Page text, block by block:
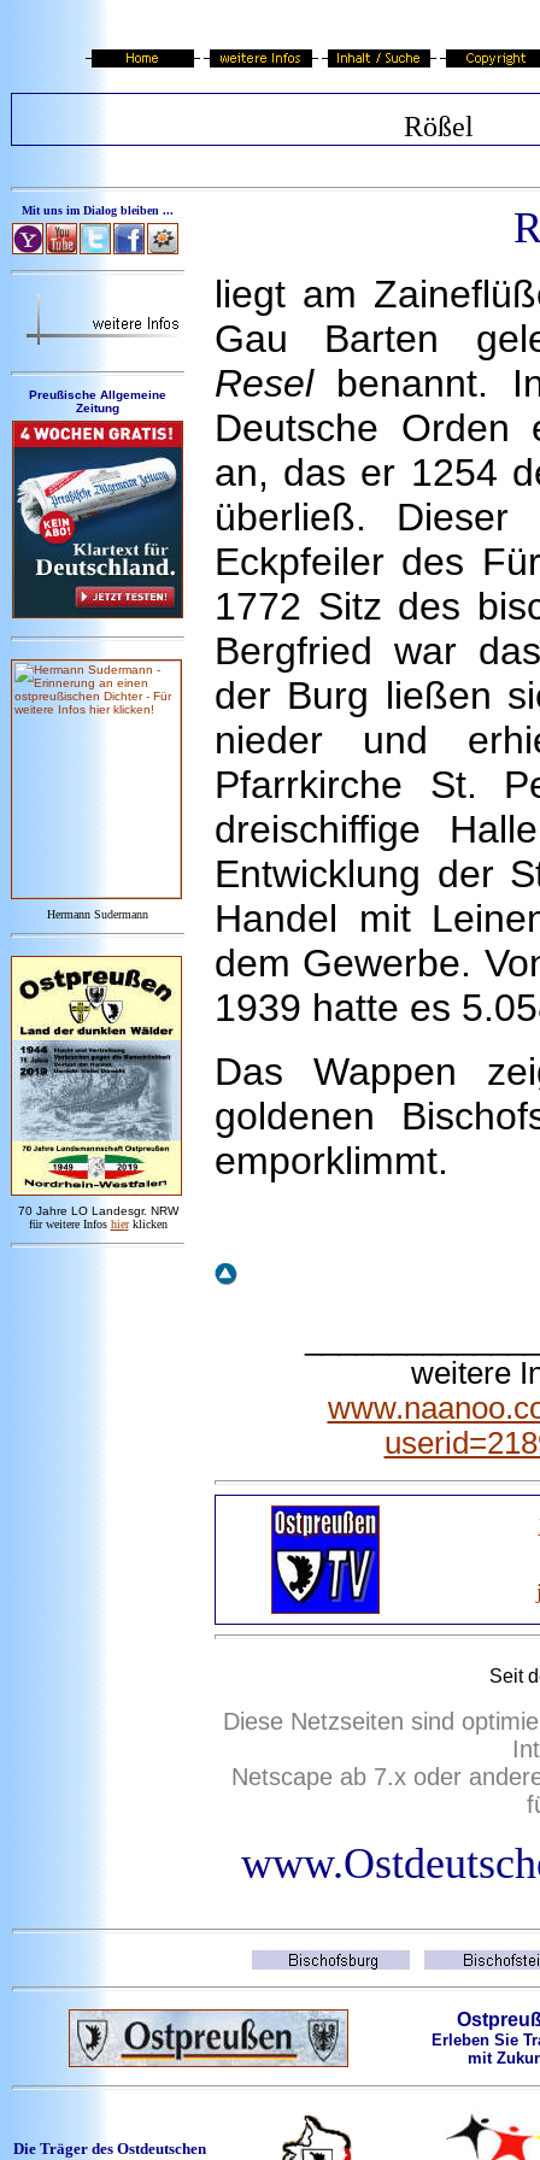
Rößel
Mit uns im Dialog bleiben ...
Preußische Allgemeine
Zeitung
Hermann Sudermann
70 Jahre LO Landesgr. NRW
für weitere Infos hier klicken
liegt am
Gau Barten
Resel benannt.
Deutsche Orden
an, das er 1254
überließ.
Eckpfeiler des
1772 Sitz des
Bergfried war
der Burg ließen
nieder und
Pfarrkirche St.
dreischiffige
Entwicklung der
Handel mit
dem Gewerbe.
1939 hatte es
Das Wappen
goldenen
emporklimmt.
weitere
Seit
Diese Netzseiten sind
Netscape ab 7.x oder
Erleben Sie
mit
Die Träger des Ostdeutschen